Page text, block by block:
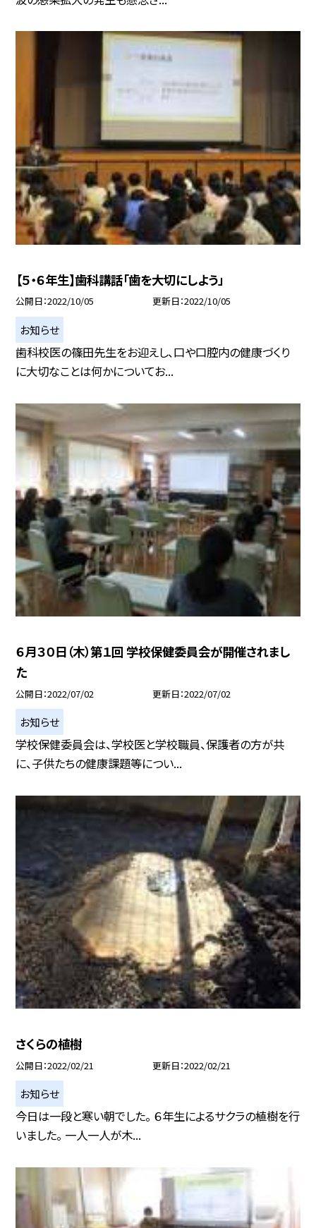
【５・６年生】歯科講話「歯を大切にしよう」
公開日 2022/10/05 更新日 2022/10/05
お知らせ
歯科校医の篠田先生をお迎えし、口や口腔内の健康づくり
に大切なことは何かについてお...
６月３０日（木）第１回 学校保健委員会が開催されまし
た
公開日 2022/07/02 更新日 2022/07/02
お知らせ
学校保健委員会は、学校医と学校職員、保護者の方が共
に、子供たちの健康課題等につい...
さくらの植樹
公開日 2022/02/21 更新日 2022/02/21
お知らせ
今日は一段と寒い朝でした。 ６年生によるサクラの植樹を行
いました。 一人一人が木...